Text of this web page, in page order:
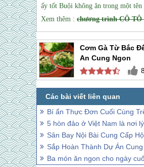
ấy tốt Buội không ăn trong một
Xem thêm :chương trình CÔ
Cơm Gà Từ Bắc
An Cung Ngon
Bí ẩn Thực Đơn Cuối Cùng
5 hòn đảo ở Việt Nam là nơi
Sân Bay Nội Bài Cung Cấp
Sắp Hoàn Thành Dự Án
Ba món ăn ngon cho ngày